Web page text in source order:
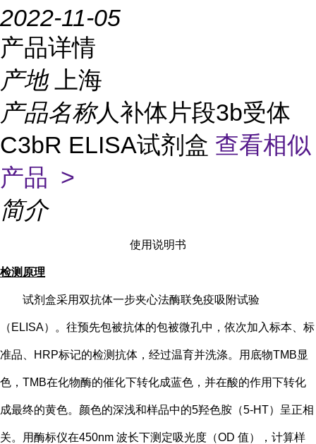
2022-11-05
产品详情
产地
上海
产品名称人补体片段3b受体
C3bR ELISA试剂盒 查看相似
产品 >
简介
使用说明书
检测原理
试剂盒采用双抗体一步夹心法酶联免疫吸附试验
（ ELISA）。往预先包被抗体的包被微孔中，依次加入标本、标
准品、HRP标记的检测抗体，经过温育并洗涤。用底物TMB显
色，TMB在化物酶的催化下转化成蓝色，并在酸的作用下转化
成最终的黄色。颜色的深浅和样品中的5羟色胺（5-HT） 呈正相
关。用酶标仪在450nm 波长下测定吸光度（OD 值），计算样